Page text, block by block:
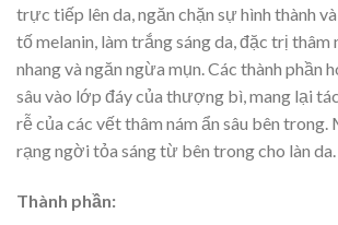
trực tiếp lên da, ngăn chặn sự hình thành
tố melanin, làm trắng sáng da, đặc trị thâm
nhang và ngăn ngừa mụn. Các thành phần
sâu vào lớp đáy của thượng bì, mang lại
rễ của các vết thâm nám ẩn sâu bên trong.
rạng ngời tỏa sáng từ bên trong cho làn da.
Thành phần: